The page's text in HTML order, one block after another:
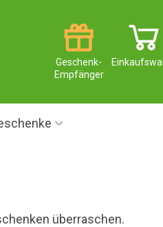
Geschenk-
Empfänger
überraschen.